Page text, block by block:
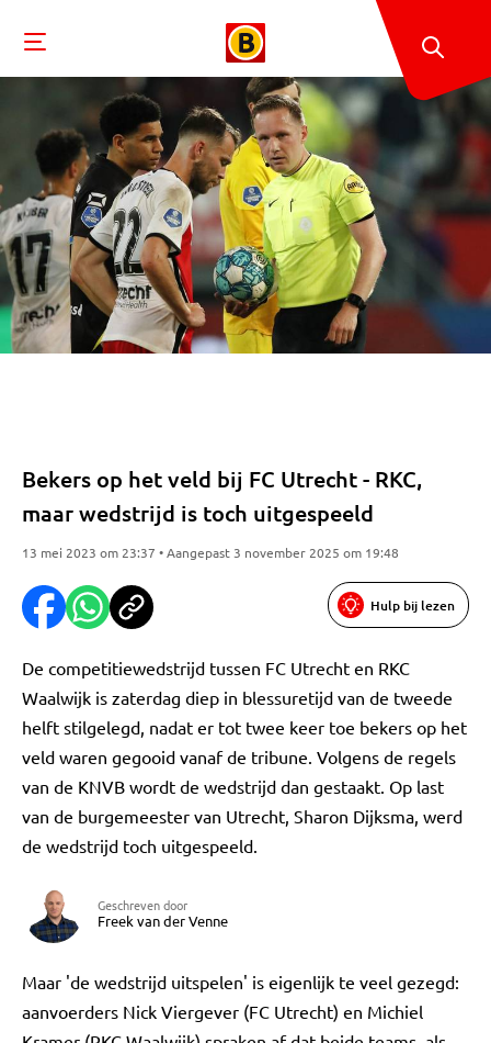
Bekers op het veld bij FC Utrecht - RKC,
maar wedstrijd is toch uitgespeeld
13 mei 2023 om 23:37 • Aangepast 3 november 2025 om 19:48
Hulp bij lezen
De competitiewedstrijd tussen FC Utrecht en RKC
Waalwijk is zaterdag diep in blessuretijd van de tweede
helft stilgelegd, nadat er tot twee keer toe bekers op het
veld waren gegooid vanaf de tribune. Volgens de regels
van de KNVB wordt de wedstrijd dan gestaakt. Op last
van de burgemeester van Utrecht, Sharon Dijksma, werd
de wedstrijd toch uitgespeeld.
Geschreven door
Freek van der Venne
Maar 'de wedstrijd uitspelen' is eigenlijk te veel gezegd:
aanvoerders Nick Viergever (FC Utrecht) en Michiel